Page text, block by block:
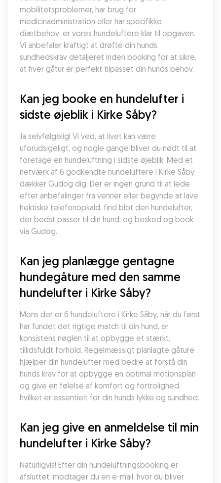
mobilitetsproblemer, har brug for
medicinadministration eller har specifikke
diætbehov, er vores hundeluftere klar til opgaven.
Vi anbefaler kraftigt at drøfte din hunds
sundhedskrav detaljeret inden booking for at sikre,
at hver gåtur er perfekt tilpasset din hunds behov.
Kan jeg booke en hundelufter i
sidste øjeblik i Kirke Såby?
Ja selvfølgelig! Vi ved, at livet kan være
uforudsigeligt, og nogle gange bliver du nødt til at
foretage en hundeluftning i sidste øjeblik. Med et
netværk af 6 godkendte hundeluftere i Kirke Såby
dækker Gudog dig. Der er ingen grund til at lede
efter anbefalinger fra venner eller begynde at lave
hektiske telefonopkald, find blot den hundelufter,
der bedst passer til din hund, og besked og book
via Gudog.
Kan jeg planlægge gentagne
hundegåture med den samme
hundelufter i Kirke Såby?
Mens der er 6 hundeluftere i Kirke Såby, når du først
har fundet det rigtige match til din hund, er
konsistens nøglen til at opbygge et stærkt,
tillidsfuldt forhold. Regelmæssigt planlagte gåture
hjælper din hundelufter med bedre at forstå din
hunds krav for at opbygge en optimal motionsplan
og give en følelse af komfort og fortrolighed,
hvilket er essentielt for din hunds lykke og sundhed.
Kan jeg give en anmeldelse til min
hundelufter i Kirke Såby?
Naturligvis! Efter din hundeluftningsbooking er
afsluttet, modtager du en e-mail, hvor du bliver